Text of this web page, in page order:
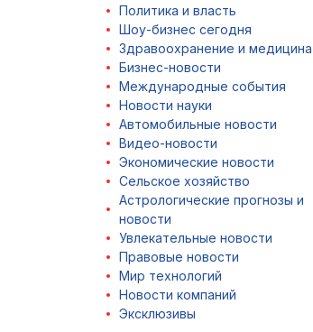
Политика и власть
Шоу-бизнес сегодня
Здравоохранение и медицина
Бизнес-новости
Международные события
Новости науки
Автомобильные новости
Видео-новости
Экономические новости
Сельское хозяйство
Астрологические прогнозы и
новости
Увлекательные новости
Правовые новости
Мир технологий
Новости компаний
Эксклюзивы